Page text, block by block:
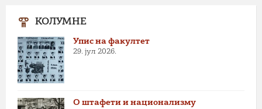
КОЛУМНЕ
Упис на факултет
29. јул 2026.
О штафети и национализму